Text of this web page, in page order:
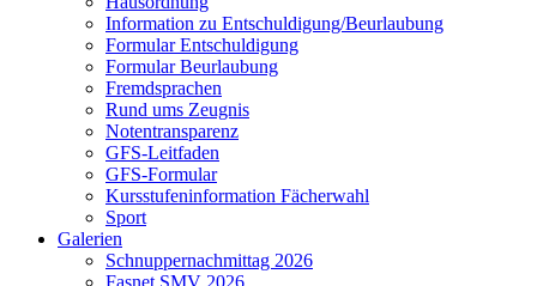
Information zu Entschuldigung/Beurlaubung
Formular Entschuldigung
Formular Beurlaubung
Fremdsprachen
Rund ums Zeugnis
Notentransparenz
GFS-Leitfaden
GFS-Formular
Kursstufeninformation Fächerwahl
Sport
Galerien
Schnuppernachmittag 2026
Fasnet SMV 2026